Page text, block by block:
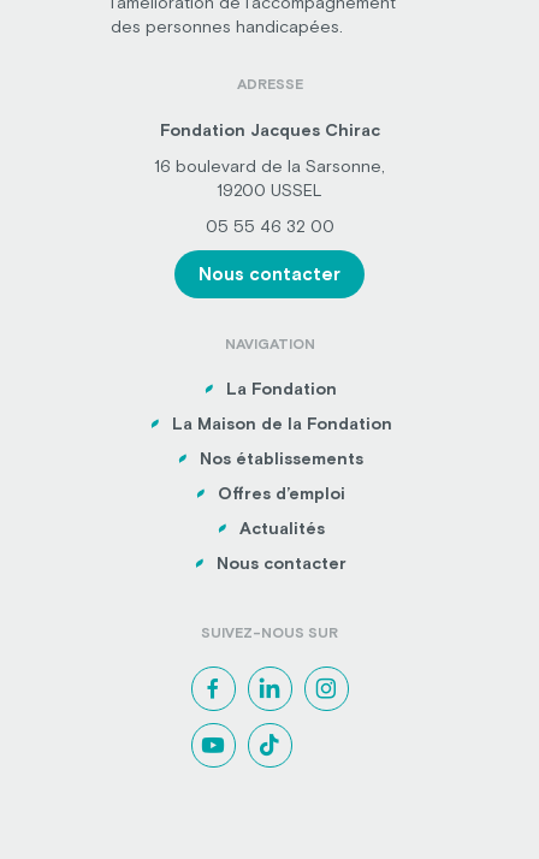
des personnes handicapées.
ADRESSE
Fondation Jacques Chirac
16 boulevard de la Sarsonne,
19200 USSEL
05 55 46 32 00
Nous contacter
NAVIGATION
La Fondation
La Maison de la Fondation
Nos établissements
Offres d’emploi
Actualités
Nous contacter
SUIVEZ-NOUS SUR